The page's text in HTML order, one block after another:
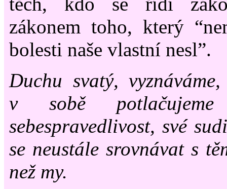
zákonem toho, který
bolesti naše vlastní nesl”.
Duchu svatý,
v sobě
sebespravedlivost, své
se neustále srovnávat s
než my.